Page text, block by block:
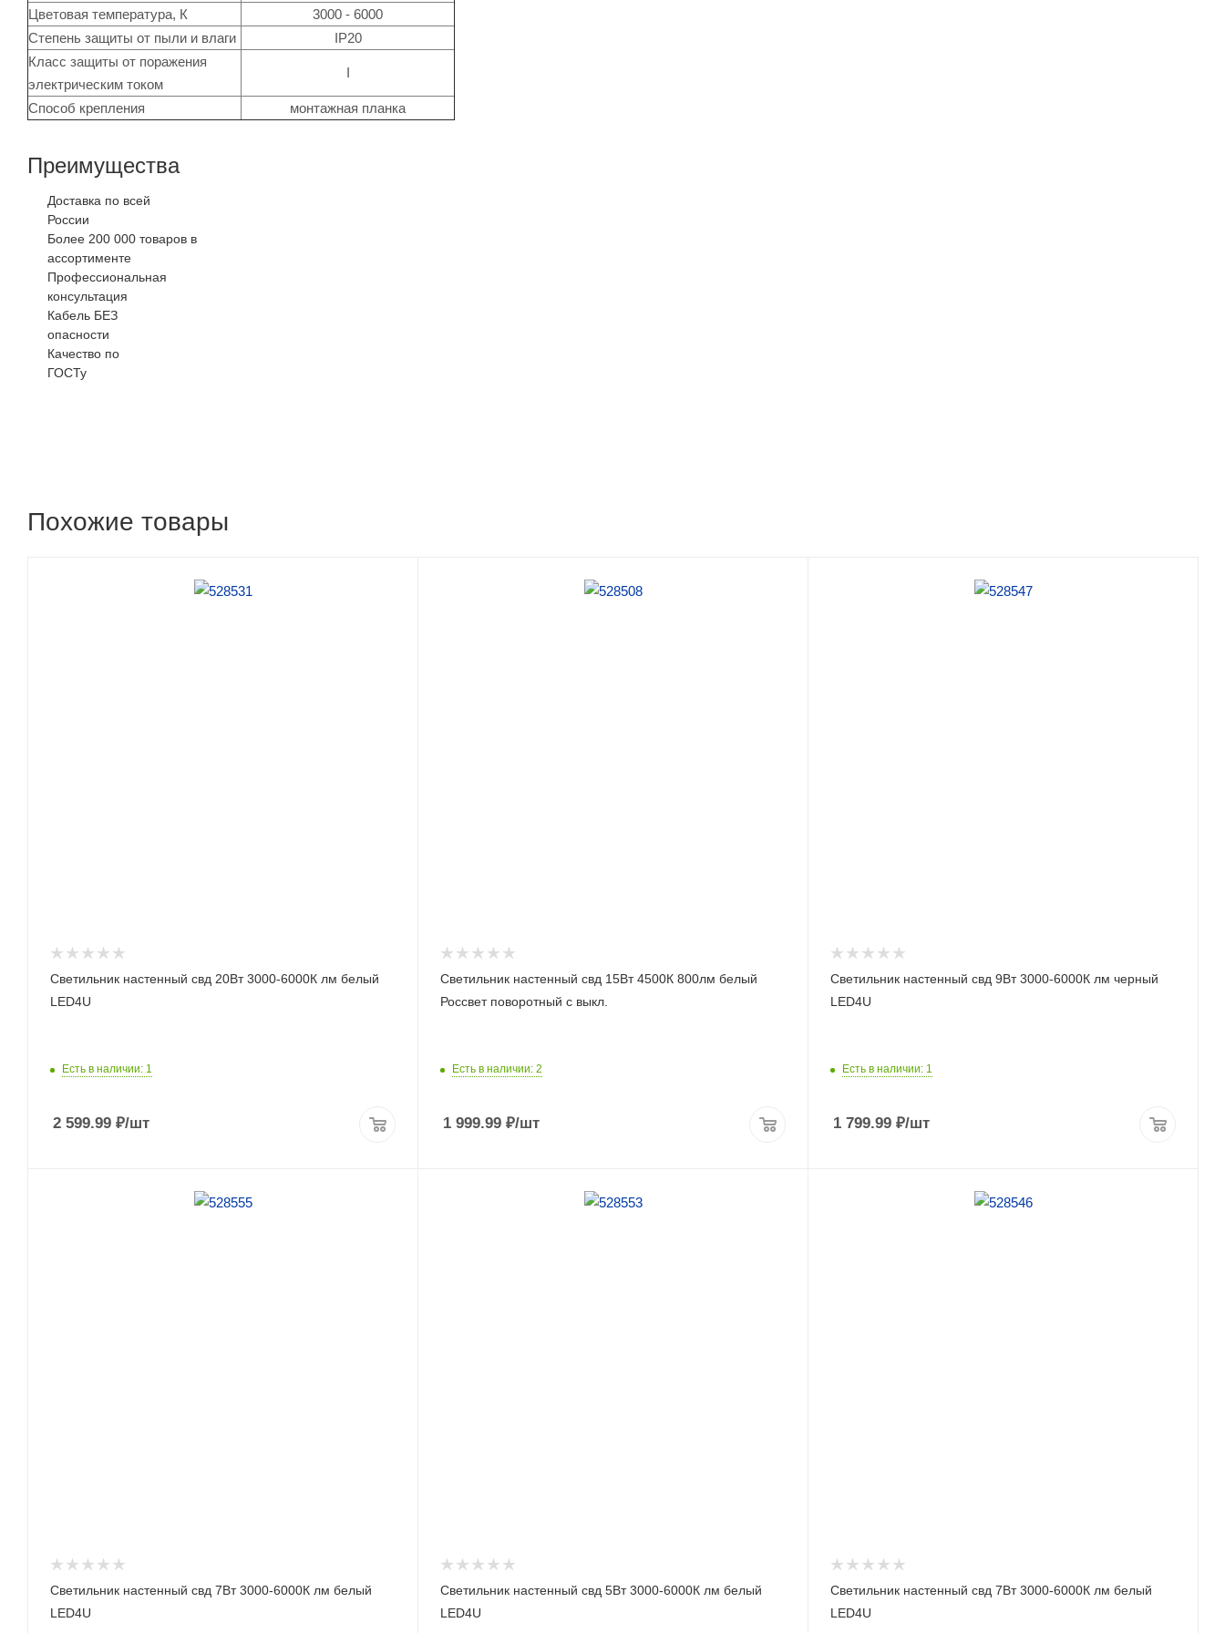
Цветовая температура, К
3000 - 6000
Степень защиты от пыли и влаги
IP20
Класс защиты от поражения
электрическим током
I
Способ крепления монтажная планка
Преимущества
Доставка по всей
России
Более 200 000 товаров в
ассортименте
Профессиональная
консультация
Кабель БЕЗ
опасности
Качество по
ГОСТу
Похожие товары
Светильник настенный свд 20Вт 3000-6000К лм белый
LED4U
Есть в наличии: 1
2 599.99 ₽/шт
ПОДРОБНЕЕ
Светильник настенный свд 15Вт 4500К 800лм белый
Россвет поворотный с выкл.
Есть в наличии: 2
1 999.99 ₽/шт
ПОДРОБНЕЕ
Светильник настенный свд 9Вт 3000-6000К лм черный
LED4U
Есть в наличии: 1
1 799.99 ₽/шт
ПОДРОБНЕЕ
Светильник настенный свд 7Вт 3000-6000К лм белый
LED4U
Светильник настенный свд 5Вт 3000-6000К лм белый
LED4U
Светильник настенный свд 7Вт 3000-6000К лм белый
LED4U